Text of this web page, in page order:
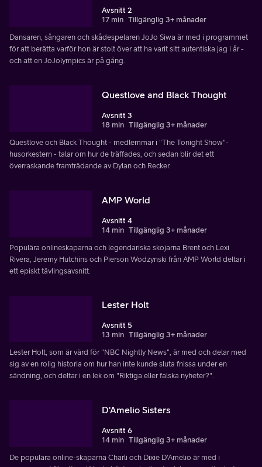
Avsnitt 2
17 min Tillgänglig 3+ månader
Dansaren, sångaren och skådespelaren JoJo Siwa är med i programmet
för att berätta varför hon är stolt över att ha varit sitt autentiska jag i år -
och att en JoJolympics är på gång.
Questlove and Black Thought
Avsnitt 3
18 min Tillgänglig 3+ månader
Questlove och Black Thought - medlemmar i "The Tonight Show"-
husorkestern - talar om hur de träffades, och sedan blir det ett
överraskande framträdande av Dylan och Recker.
AMP World
Avsnitt 4
14 min Tillgänglig 3+ månader
Populära onlineskaparna och legendariska skojarna Brent och Lexi
Rivera, Jeremy Hutchins och Pierson Wodzynski från AMP World deltar i
ett episkt tävlingsavsnitt.
Lester Holt
Avsnitt 5
13 min Tillgänglig 3+ månader
Lester Holt, som är värd för "NBC Nightly News", är med och delar med
sig av en rolig historia om hur han inte kunde sluta fnissa under en
sändning, och deltar i en lek om "Riktiga eller falska nyheter?".
D'Amelio Sisters
Avsnitt 6
14 min Tillgänglig 3+ månader
De populära online-skaparna Charli och Dixie D'Amelio är med i